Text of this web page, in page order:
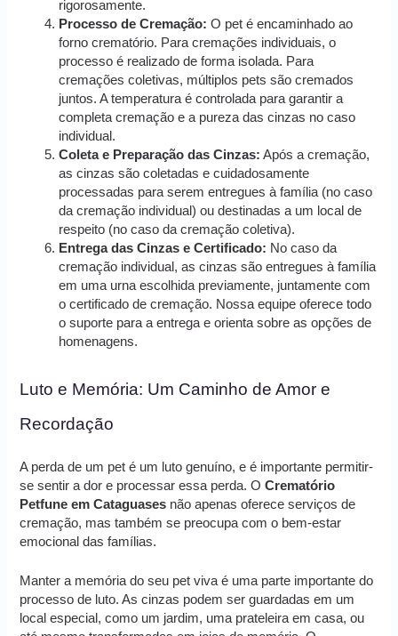
rigorosamente.
Processo de Cremação: O pet é encaminhado ao
forno crematório. Para cremações individuais, o
processo é realizado de forma isolada. Para
cremações coletivas, múltiplos pets são cremados
juntos. A temperatura é controlada para garantir a
completa cremação e a pureza das cinzas no caso
individual.
Coleta e Preparação das Cinzas: Após a cremação,
as cinzas são coletadas e cuidadosamente
processadas para serem entregues à família (no caso
da cremação individual) ou destinadas a um local de
respeito (no caso da cremação coletiva).
Entrega das Cinzas e Certificado: No caso da
cremação individual, as cinzas são entregues à família
em uma urna escolhida previamente, juntamente com
o certificado de cremação. Nossa equipe oferece todo
o suporte para a entrega e orienta sobre as opções de
homenagens.
Luto e Memória: Um Caminho de Amor e
Recordação
A perda de um pet é um luto genuíno, e é importante permitir-
se sentir a dor e processar essa perda. OCrematório
Petfune em Cataguases não apenas oferece serviços de
cremação, mas também se preocupa com o bem-estar
emocional das famílias.
Manter a memória do seu pet viva é uma parte importante do
processo de luto. As cinzas podem ser guardadas em um
local especial, como um jardim, uma prateleira em casa, ou